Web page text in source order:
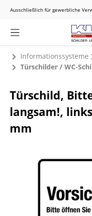
Ausschließlich für gewerbliche
Informationssysteme
Türschilder / WC-
Türschild,
langsam!,
mm